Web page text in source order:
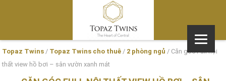
Topaz Twins / Topaz Twins cho thuê / 2 phòng ngủ / Căn góc Full nội
thất view hồ bơi – sân vườn xanh mát